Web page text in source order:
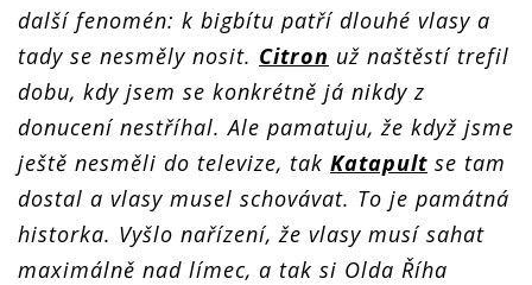
další fenomén: k bigbítu patří dlouhé vlasy a
tady se nesměly nosit. Citron už naštěstí trefil
dobu, kdy jsem se konkrétně já nikdy z
donucení nestříhal. Ale pamatuju, že když jsme
ještě nesměli do televize, tak Katapult se tam
dostal a vlasy musel schovávat. To je památná
historka. Vyšlo nařízení, že vlasy musí sahat
maximálně nad límec, a tak si Olda Říha